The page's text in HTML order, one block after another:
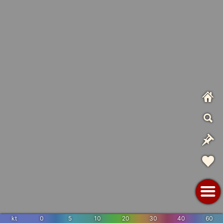
kt 0 5 10 20 30 40 60